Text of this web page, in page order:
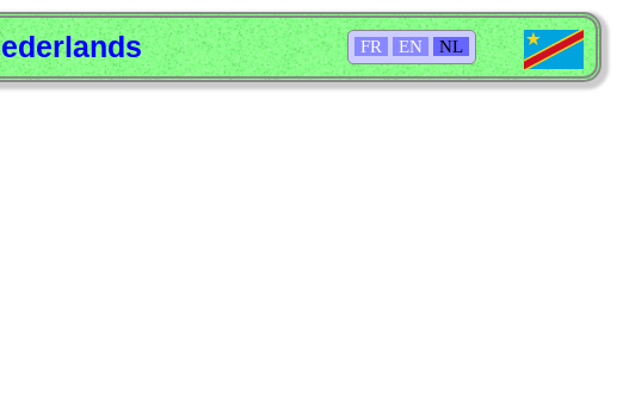
FR EN NL